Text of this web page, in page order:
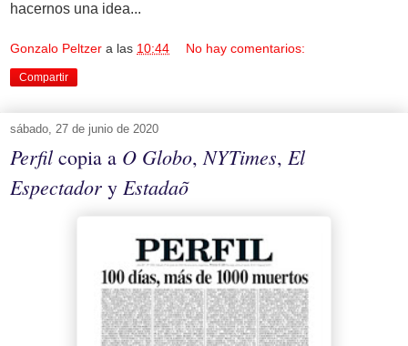
hacernos una idea...
Gonzalo Peltzer a las 10:44 No hay comentarios:
Compartir
sábado, 27 de junio de 2020
Perfil copia a O Globo,NYTimes, El
Espectador y Estadaõ